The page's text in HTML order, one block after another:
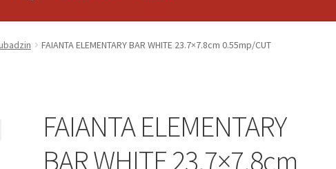
noi InformatiiMagazinPlată
FAIANTA ELEMENTARY BAR WHITE 23.7×7.8cm 0.55mp/CUT
FAIANTA ELEMENTARY
BAR WHITE 23.7×7.8cm